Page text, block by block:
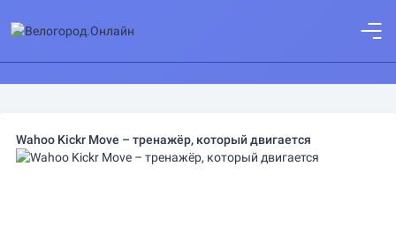
Wahoo Kickr Move – тренажёр, который двигается